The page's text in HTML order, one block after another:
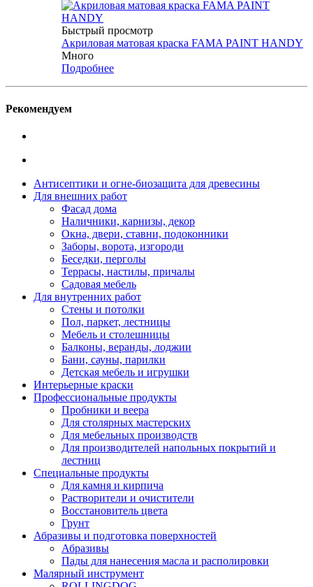
Быстрый просмотр
Акриловая матовая краска FAMA PAINT HANDY
Много
Подробнее
Рекомендуем
Антисептики и огне-биозащита для древесины
Для внешних работ
Фасад дома
Наличники, карнизы, декор
Окна, двери, ставни, подоконники
Заборы, ворота, изгороди
Беседки, перголы
Террасы, настилы, причалы
Садовая мебель
Для внутренних работ
Стены и потолки
Пол, паркет, лестницы
Мебель и столешницы
Балконы, веранды, лоджии
Бани, сауны, парилки
Детская мебель и игрушки
Интерьерные краски
Профессиональные продукты
Пробники и веера
Для столярных мастерских
Для мебельных производств
Для производителей напольных покрытий и
лестниц
Специальные продукты
Для камня и кирпича
Растворители и очистители
Восстановитель цвета
Грунт
Абразивы и подготовка поверхностей
Абразивы
Пады для нанесения масла и располировки
Малярный инструмент